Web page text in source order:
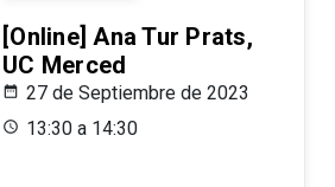
[Online] Ana Tur Prats,
UC Merced
27 de Septiembre de 2023
13:30 a 14:30